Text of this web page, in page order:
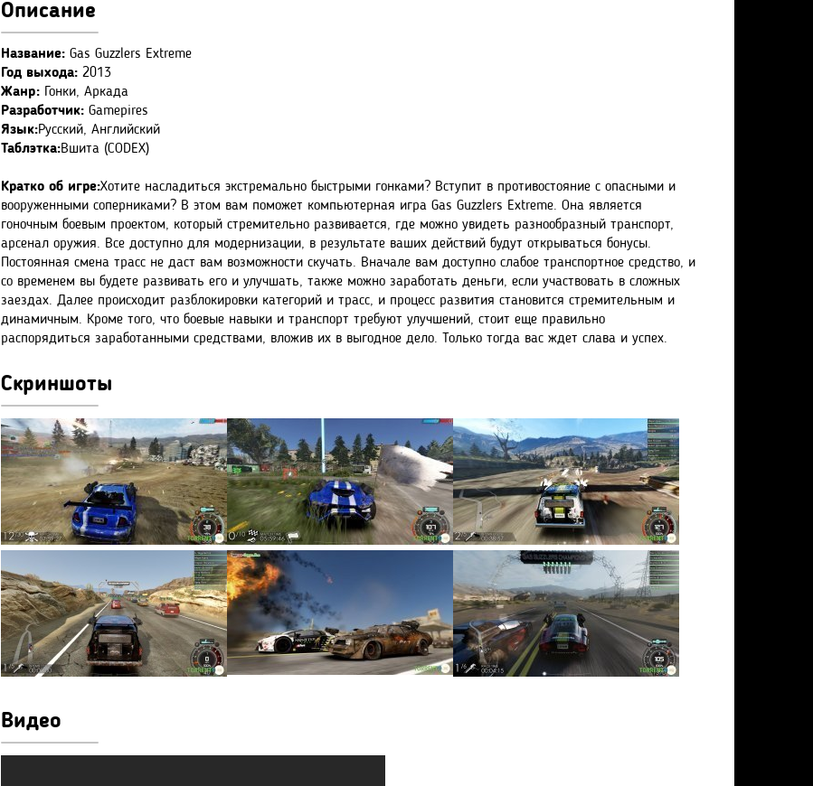
Описание
Название: Gas Guzzlers Extreme
Год выхода: 2013
Жанр: Гонки, Аркада
Разработчик: Gamepires
Язык:Русский, Английский
Таблэтка:Вшита (CODEX)
Кратко об игре:Хотите насладиться экстремально быстрыми гонками? Вступит в противостояние с опасными и
вооруженными соперниками? В этом вам поможет компьютерная игра Gas Guzzlers Extreme. Она является
гоночным боевым проектом, который стремительно развивается, где можно увидеть разнообразный транспорт,
арсенал оружия. Все доступно для модернизации, в результате ваших действий будут открываться бонусы.
Постоянная смена трасс не даст вам возможности скучать. Вначале вам доступно слабое транспортное средство, и
со временем вы будете развивать его и улучшать, также можно заработать деньги, если участвовать в сложных
заездах. Далее происходит разблокировки категорий и трасс, и процесс развития становится стремительным и
динамичным. Кроме того, что боевые навыки и транспорт требуют улучшений, стоит еще правильно
распорядиться заработанными средствами, вложив их в выгодное дело. Только тогда вас ждет слава и успех.
Скриншоты
Видео